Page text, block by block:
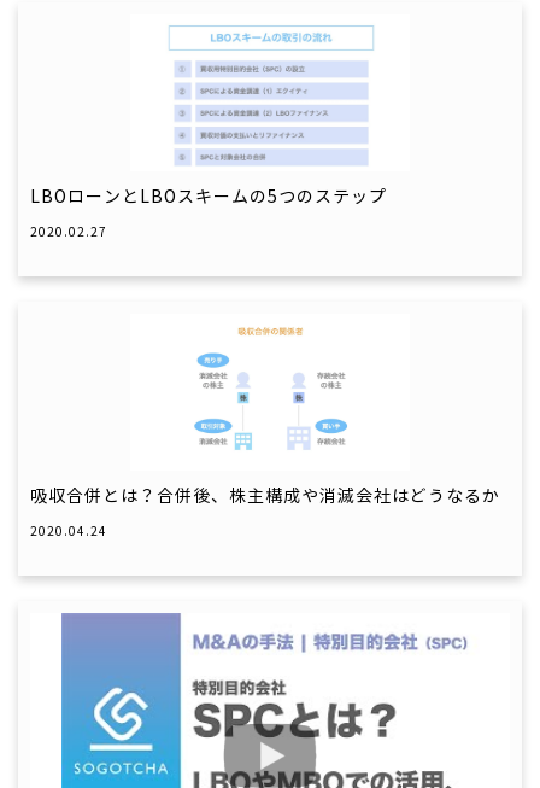
LBOローンとLBOスキームの5つのステップ
2020.02.27
吸収合併とは？合併後、株主構成や消滅会社はどうなるか
2020.04.24